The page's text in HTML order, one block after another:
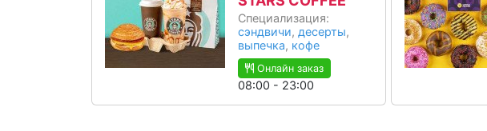
Специализация:
сэндвичи, десерты,
выпечка, кофе
Онлайн заказ
08:00 - 23:00